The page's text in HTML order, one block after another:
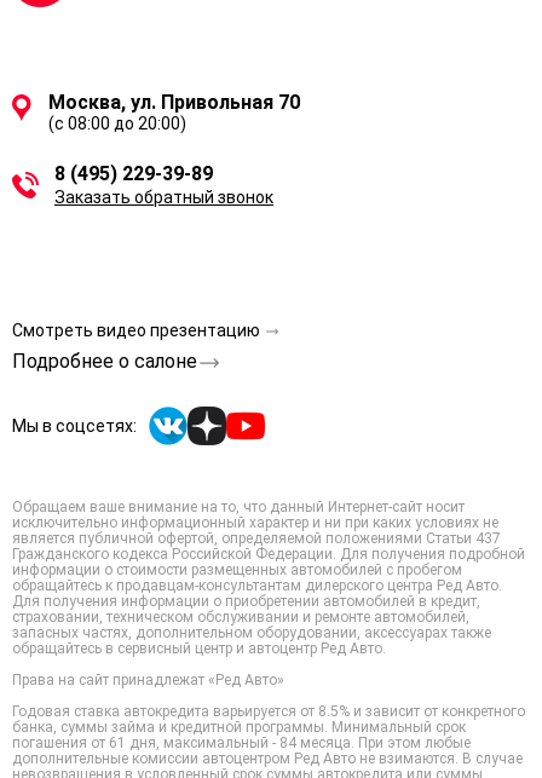
Москва, ул. Привольная 70
(с 08:00 до 20:00)
8 (495) 229-39-89
Заказать обратный звонок
Смотреть видео презентацию
Подробнее о салоне
Мы в соцсетях:
Обращаем ваше внимание на то, что данный Интернет-сайт носит
исключительно информационный характер и ни при каких условиях не
является публичной офертой, определяемой положениями Статьи 437
Гражданского кодекса Российской Федерации. Для получения подробной
информации о стоимости размещенных автомобилей с пробегом
обращайтесь к продавцам-консультантам дилерского центра Ред Авто.
Для получения информации о приобретении автомобилей в кредит,
страховании, техническом обслуживании и ремонте автомобилей,
запасных частях, дополнительном оборудовании, аксессуарах также
обращайтесь в сервисный центр и автоцентр Ред Авто.
Права на сайт принадлежат «Ред Авто»
Годовая ставка автокредита варьируется от 8.5% и зависит от конкретного
банка, суммы займа и кредитной программы. Минимальный срок
погашения от 61 дня, максимальный - 84 месяца. При этом любые
дополнительные комиссии автоцентром Ред Авто не взимаются. В случае